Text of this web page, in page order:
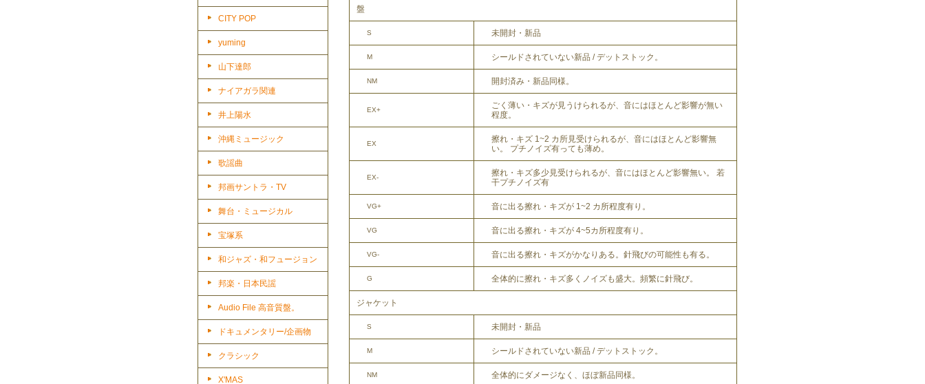
CITY POP
yuming
山下達郎
ナイアガラ関連
井上陽水
沖縄ミュージック
歌謡曲
邦画サントラ・TV
舞台・ミュージカル
宝塚系
和ジャズ・和フュージョン
邦楽・日本民謡
Audio File 高音質盤。
ドキュメンタリー/企画物
クラシック
X'MAS
盤
S 未開封・新品
M シールドされていない新品 / デットストック。
NM 開封済み・新品同様。
EX+
ごく薄い・キズが見うけられるが、音にはほとんど影響が無い
程度。
EX
擦れ・キズ 1~2 カ所見受けられるが、音にはほとんど影響無
い。 プチノイズ有っても薄め。
EX-
擦れ・キズ多少見受けられるが、音にはほとんど影響無い。 若
干プチノイズ有
VG+ 音に出る擦れ・キズが 1~2 カ所程度有り。
VG 音に出る擦れ・キズが 4~5カ所程度有り。
VG- 音に出る擦れ・キズがかなりある。針飛びの可能性も有る。
G 全体的に擦れ・キズ多くノイズも盛大。頻繁に針飛び。
ジャケット
S 未開封・新品
M シールドされていない新品 / デットストック。
NM 全体的にダメージなく、ほぼ新品同様。